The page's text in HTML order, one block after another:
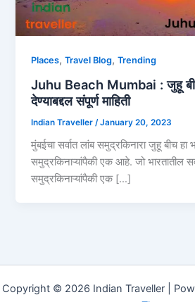
Places,Travel Blog,Trending
Juhu Beach Mumbai : जुहू
देण्याबद्दल संपूर्ण माहिती
Indian Traveller /January 20, 2023
मुंबईचा सर्वात लांब समुद्रकिनारा जुहू बीच हा
समुद्रकिनाऱ्यांपैकी एक आहे. जो भारतातील
समुद्रकिनाऱ्यांपैकी एक […]
Copyright © 2026 Indian Traveller |